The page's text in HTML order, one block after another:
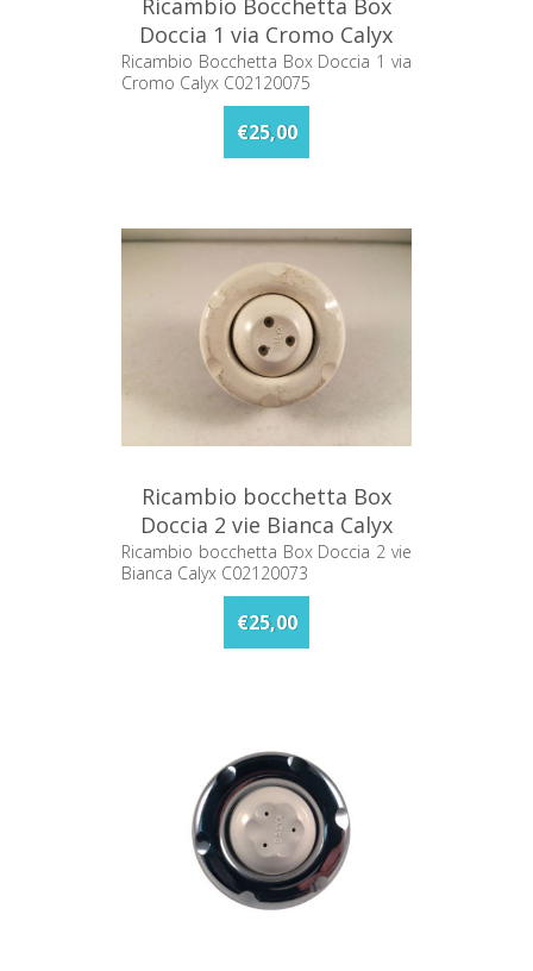
Ricambio Bocchetta Box
Doccia 1 via Cromo Calyx
C02120075
Ricambio Bocchetta Box Doccia 1 via
Cromo Calyx C02120075
€25,00
Ricambio bocchetta Box
Doccia 2 vie Bianca Calyx
C02120073
Ricambio bocchetta Box Doccia 2 vie
Bianca Calyx C02120073
€25,00